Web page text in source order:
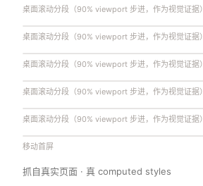
桌面滚动分段（90% viewport 步进，作为视觉证据）
桌面滚动分段（90% viewport 步进，作为视觉证据）
桌面滚动分段（90% viewport 步进，作为视觉证据）
桌面滚动分段（90% viewport 步进，作为视觉证据）
桌面滚动分段（90% viewport 步进，作为视觉证据）
移动首屏
抓自真实页面 · 真 computed styles